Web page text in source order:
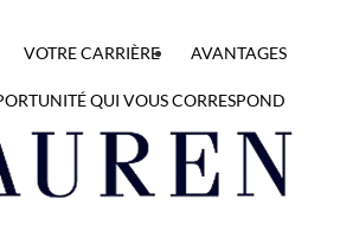
VOTRE CARRIÈRE AVANTAGES
QUI VOUS CORRESPOND